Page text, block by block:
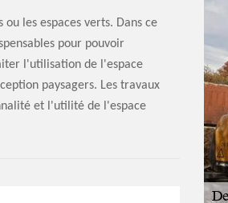
les espaces verts. Dans ce
pour pouvoir
l'utilisation de l'espace
paysagers. Les travaux
et l'utilité de l'espace